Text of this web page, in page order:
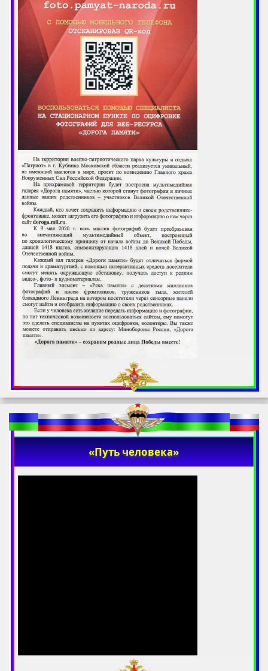
«Путь человека»